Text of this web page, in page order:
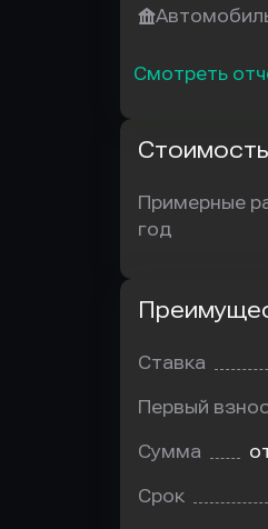
Смотреть
Примерные
год
Ставка
Первый
Сумма
Срок